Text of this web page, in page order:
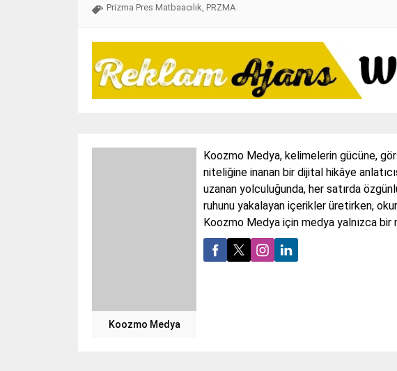
Prizma Pres Matbaacılık, PRZMA
Koozmo Medya
Koozmo Medya, kelimelerin gücüne,
niteliğine inanan bir dijital hikâye
uzanan yolculuğunda, her satırda
ruhunu yakalayan içerikler üretirken,
Koozmo Medya için medya yalnızca